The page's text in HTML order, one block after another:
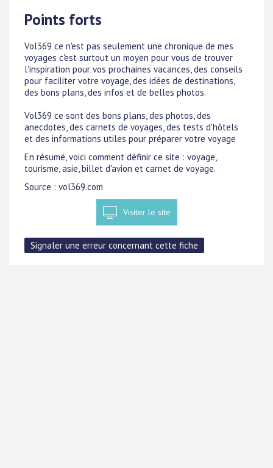
Points forts
Vol369 ce n'est pas seulement une chronique de mes
voyages c'est surtout un moyen pour vous de trouver
l'inspiration pour vos prochaines vacances, des conseils
pour faciliter votre voyage, des idées de destinations,
des bons plans, des infos et de belles photos.
Vol369 ce sont des bons plans, des photos, des
anecdotes, des carnets de voyages, des tests d'hôtels
et des informations utiles pour préparer votre voyage
En résumé, voici comment définir ce site : voyage,
tourisme, asie, billet d'avion et carnet de voyage.
Source : vol369.com
Visiter le site